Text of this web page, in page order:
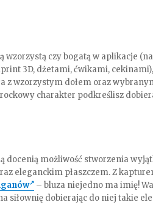
wzorzystą czy bogatą w aplikacje
3D, dżetami, ćwikami,
z wzorzystym dołem oraz
charakter podkreślisz
docenią możliwość stworzenia
eleganckim płaszczem. Z
– bluza niejedno ma imię!
siłownię dobierając do niej takie